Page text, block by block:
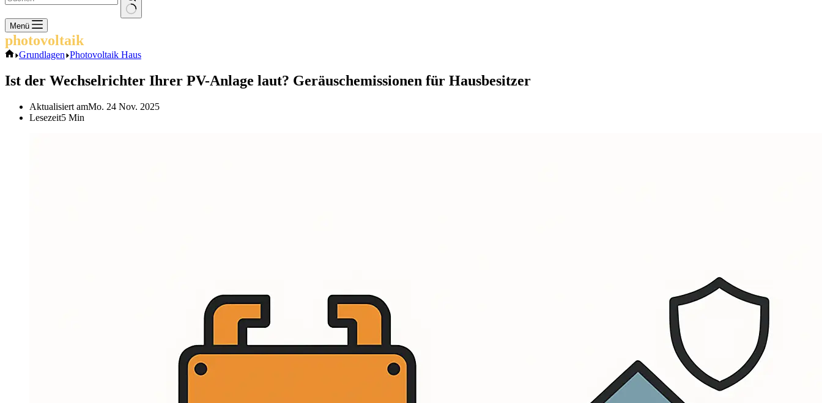
Keine
Ergebnisse
Menü
photovoltaik
Start
Grundlagen Photovoltaik Haus
Ist der Wechselrichter Ihrer PV-Anlage laut? Geräuschemissionen für Hausbesitzer
Aktualisiert amMo. 24 Nov. 2025
Lesezeit5 Min